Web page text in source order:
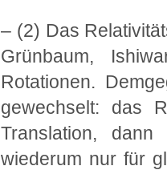
– (2) Das
Grünbaum,
Rotationen.
gewechselt: das
Translation,
wiederum nur für